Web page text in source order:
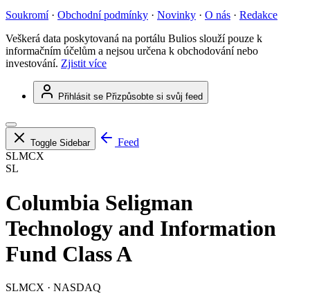
Soukromí · Obchodní podmínky · Novinky · O nás · Redakce
Veškerá data poskytovaná na portálu Bulios slouží pouze k
informačním účelům a nejsou určena k obchodování nebo
investování. Zjistit více
Přihlásit se Přizpůsobte si svůj feed
Toggle Sidebar
Feed
SLMCX
SL
Columbia Seligman
Technology and Information
Fund Class A
SLMCX · NASDAQ